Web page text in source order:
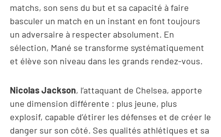
matchs, son sens du but et sa capacité à faire
basculer un match en un instant en font toujours
un adversaire à respecter absolument. En
sélection, Mané se transforme systématiquement
et élève son niveau dans les grands rendez-vous.
Nicolas Jackson, l’attaquant de Chelsea, apporte
une dimension différente : plus jeune, plus
explosif, capable d’étirer les défenses et de créer le
danger sur son côté. Ses qualités athlétiques et sa